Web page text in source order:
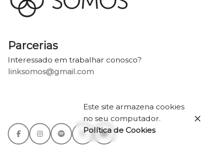
Parcerias
Interessado em trabalhar conosco?
linksomos@gmail.com
Este site armazena cookies
no seu computador.
Política de Cookies